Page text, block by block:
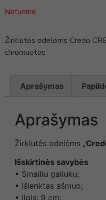
Neturime
Žirklutės odelėms Credo
chromuotos
Aprašymas
Aprašymas
Žirklutės odelėms
Išskirtinės savybės
• Smailiu galiuku;
• Išlenktas ašmuo;
• Ilgis: 9 cm;